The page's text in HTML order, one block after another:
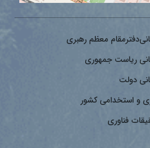
معظم رهبری
ریاست جمهوری
دولت
و استخدامی کشور
فناوری